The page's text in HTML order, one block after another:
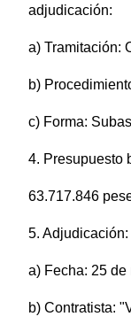
adjudicación:
a) Tramitación:
b)
c) Forma:
4. Presupuesto
63.717.846
5. Adjudicación:
a) Fecha: 25 de
b) Contratista: